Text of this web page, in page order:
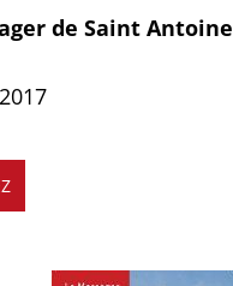
de Saint Antoine